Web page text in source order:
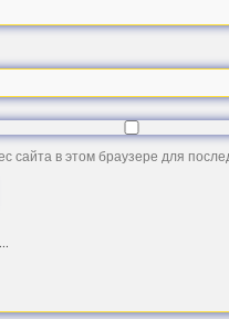
сайта в этом браузере для